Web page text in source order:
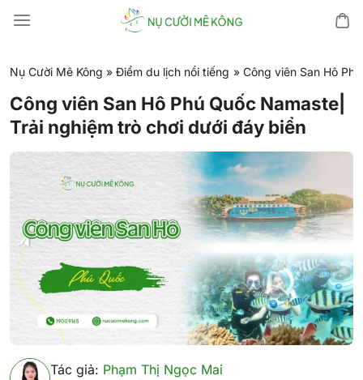
đến
dung
Nụ Cười Mê Kông » Điểm du lịch nổi tiếng » Công viên San Hô
Công viên San Hô Phú Quốc Namaste|
Trải nghiệm trò chơi dưới đáy biển
Tác giả: Phạm Thị Ngọc Mai